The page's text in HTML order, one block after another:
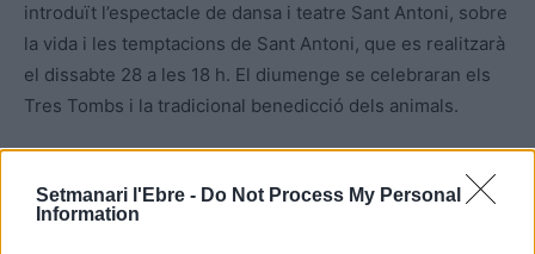
Setmanari l'Ebre - Do Not Process My Personal
Information
introduït l’espectacle de dansa i teatre Sant Antoni, sobre
la vida i les temptacions de Sant Antoni, que es realitzarà
el dissabte 28 a les 18 h. El diumenge se celebraran els
Tres Tombs i la tradicional benedicció dels animals.
Sant Antoni són la Torre de l’Espanyol, Garcia, la Sénia, la